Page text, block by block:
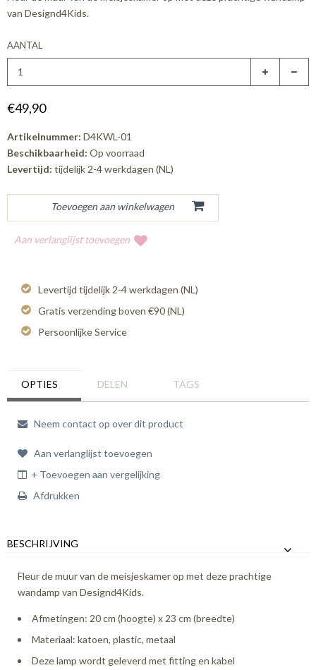
van Designd4Kids.
AANTAL
€49,90
Artikelnummer: D4KWL-01
Beschikbaarheid: Op voorraad
Levertijd: tijdelijk 2-4 werkdagen (NL)
Aan verlanglijst toevoegen
Levertijd tijdelijk 2-4 werkdagen (NL)
Gratis verzending boven €90 (NL)
Persoonlijke Service
OPTIES DELEN TAGS
Neem contact op over dit product
Aan verlanglijst toevoegen
+ Toevoegen aan vergelijking
Afdrukken
BESCHRIJVING
Fleur de muur van de meisjeskamer op met deze prachtige
wandamp van Designd4Kids.
Afmetingen: 20 cm (hoogte) x 23 cm (breedte)
Materiaal: katoen, plastic, metaal
Deze lamp wordt geleverd met fitting en kabel